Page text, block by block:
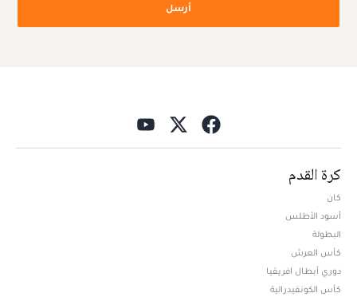
أرسل
كرة القدم
كان
أسود الأطلس
البطولة
كأس العرش
دوري أبطال افريقيا
كأس الكونفيدرالية